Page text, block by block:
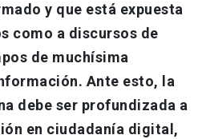
y que está expuesta
como a discursos de
de muchísima
Ante esto, la
debe ser profundizada a
en ciudadanía digital,